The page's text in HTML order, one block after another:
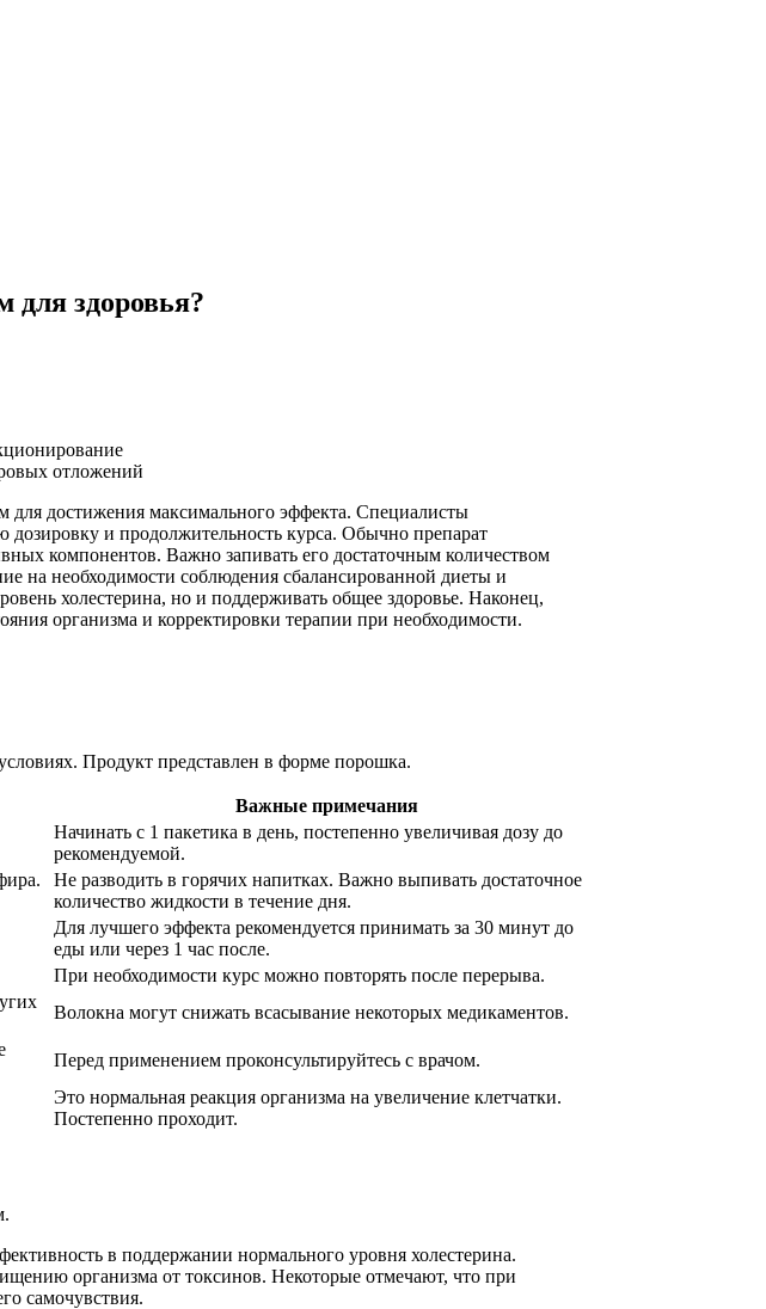
для здоровья?
для достижения максимального эффекта. Специалисты
и продолжительность курса. Обычно препарат
компонентов. Важно запивать его достаточным количеством
на необходимости соблюдения сбалансированной диеты и
холестерина, но и поддерживать общее здоровье. Наконец,
организма и корректировки терапии при необходимости.
Продукт представлен в форме порошка.
Важные примечания
Начинать с 1 пакетика в день, постепенно увеличивая дозу до
рекомендуемой.
Не разводить в горячих напитках. Важно выпивать достаточное
количество жидкости в течение дня.
Для лучшего эффекта рекомендуется принимать за 30 минут до
еды или через 1 час после.
При необходимости курс можно повторять после перерыва.
Волокна могут снижать всасывание некоторых медикаментов.
Перед применением проконсультируйтесь с врачом.
Это нормальная реакция организма на увеличение клетчатки.
Постепенно проходит.
в поддержании нормального уровня холестерина.
организма от токсинов. Некоторые отмечают, что при
самочувствия.